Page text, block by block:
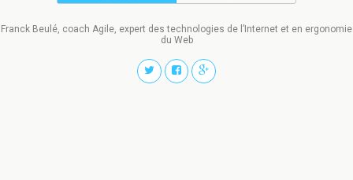
Franck Beulé, coach Agile, expert des technologies de l’Internet et en ergonomie
du Web